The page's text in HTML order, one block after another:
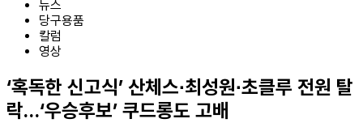
뉴스
당구용품
칼럼
영상
‘혹독한 신고식’ 산체스∙최성원∙초클루 전원 탈
락…‘우승후보’ 쿠드롱도 고배